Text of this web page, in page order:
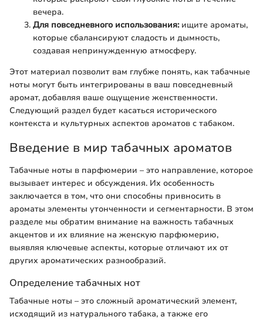
вечера.
Для повседневного использования:ищите ароматы,
которые сбалансируют сладость и дымность,
создавая непринужденную атмосферу.
Этот материал позволит вам глубже понять, как табачные
ноты могут быть интегрированы в ваш повседневный
аромат, добавляя ваше ощущение женственности.
Следующий раздел будет касаться исторического
контекста и культурных аспектов ароматов с табаком.
Введение в мир табачных ароматов
Табачные ноты в парфюмерии – это направление, которое
вызывает интерес и обсуждения. Их особенность
заключается в том, что они способны привносить в
ароматы элементы утонченности и сегментарности. В этом
разделе мы обратим внимание на важность табачных
акцентов и их влияние на женскую парфюмерию,
выявляя ключевые аспекты, которые отличают их от
других ароматических разнообразий.
Определение табачных нот
Табачные ноты – это сложный ароматический элемент,
исходящий из натурального табака, а также его